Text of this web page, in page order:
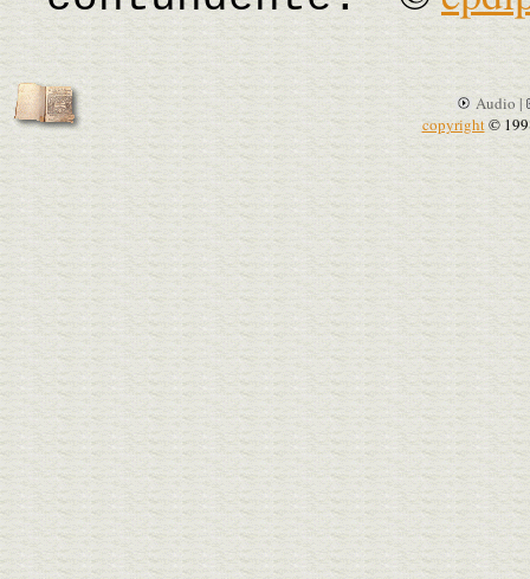
Audio |
copyright©